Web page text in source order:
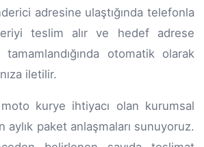
adresine ulaştığında telefonla
teslim alır ve hedef adrese
otomatik olarak
iletilir.
moto kurye ihtiyacı olan kurumsal
aylık paket anlaşmaları sunuyoruz.